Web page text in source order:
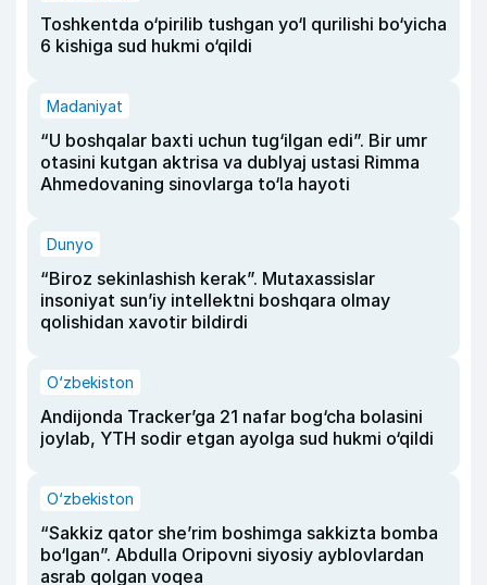
Toshkentda o‘pirilib tushgan yo‘l qurilishi bo‘yicha
6 kishiga sud hukmi o‘qildi
Madaniyat
“U boshqalar baxti uchun tug‘ilgan edi”. Bir umr
otasini kutgan aktrisa va dublyaj ustasi Rimma
Ahmedovaning sinovlarga to‘la hayoti
Dunyo
“Biroz sekinlashish kerak”. Mutaxassislar
insoniyat sun’iy intellektni boshqara olmay
qolishidan xavotir bildirdi
O‘zbekiston
Andijonda Tracker’ga 21 nafar bog‘cha bolasini
joylab, YTH sodir etgan ayolga sud hukmi o‘qildi
O‘zbekiston
“Sakkiz qator she’rim boshimga sakkizta bomba
bo‘lgan”. Abdulla Oripovni siyosiy ayblovlardan
asrab qolgan voqea